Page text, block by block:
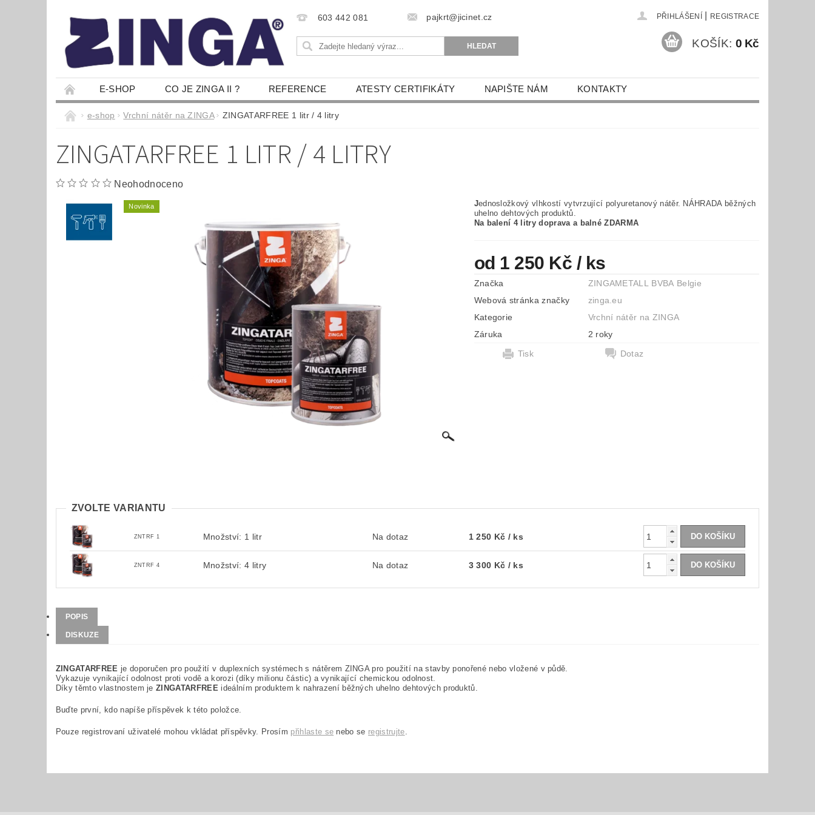
603 442 081 pajkrt@jicinet.cz PŘIHLÁŠENÍ REGISTRACE
KOŠÍK: 0 Kč
E-SHOP CO JE ZINGA II ? REFERENCE ATESTY CERTIFIKÁTY NAPIŠTE NÁM KONTAKTY
e-shop Vrchní nátěr na ZINGA ZINGATARFREE 1 litr / 4 litry
ZINGATARFREE 1 LITR / 4 LITRY
Neohodnoceno
Novinka Jednosložkový vlhkostí vytvrzující polyuretanový nátěr. NÁHRADA běžných
uhelno dehtových produktů.
Na balení 4 litry doprava a balné ZDARMA
od 1 250 Kč / ks
Značka
ZINGAMETALL BVBA Belgie
Webová stránka značky
zinga.eu
Kategorie
Vrchní nátěr na ZINGA
Záruka
2 roky
Tisk
Dotaz
ZVOLTE VARIANTU
ZNTRF 1 Množství: 1 litr Na dotaz 1 250 Kč / ks
ZNTRF 4 Množství: 4 litry Na dotaz 3 300 Kč / ks
POPIS
DISKUZE
ZINGATARFREE je doporučen pro použití v duplexních systémech s nátěrem ZINGA pro použití na stavby ponořené nebo vložené v půdě.
Vykazuje vynikající odolnost proti vodě a korozi (díky milionu částic) a vynikající chemickou odolnost.
Díky těmto vlastnostem jeZINGATARFREEideálním produktem k nahrazení běžných uhelno dehtových produktů.
Buďte první, kdo napíše příspěvek k této položce.
Pouze registrovaní uživatelé mohou vkládat příspěvky. Prosím přihlaste se nebo se registrujte.